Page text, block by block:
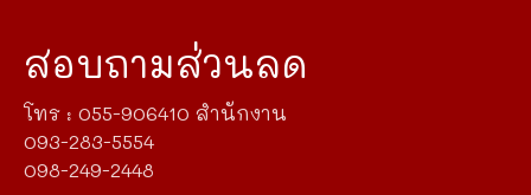
สอบถามส่วนลด
โทร : 055-906410 สำนักงาน
093-283-5554
098-249-2448